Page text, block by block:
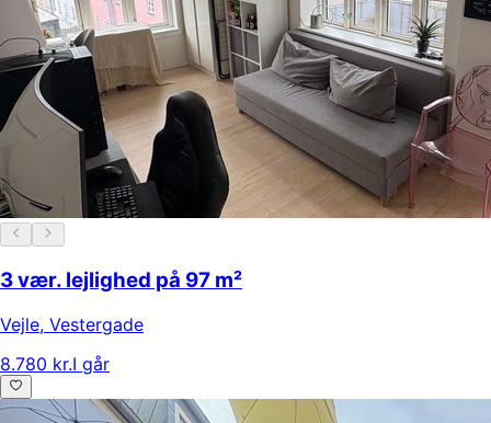
3 vær. lejlighed på 97 m²
Vejle, Vestergade
8.780 kr.I går